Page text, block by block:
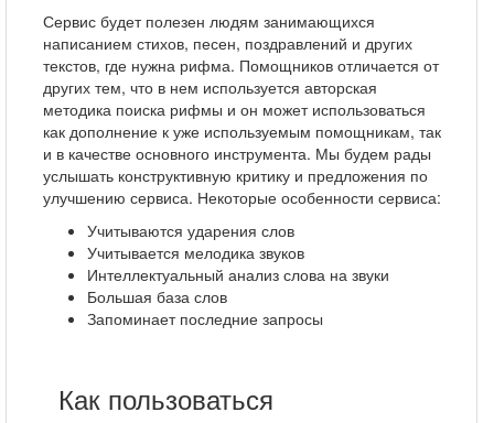
Сервис будет полезен людям занимающихся
написанием стихов, песен, поздравлений и других
текстов, где нужна рифма. Помощников отличается от
других тем, что в нем используется авторская
методика поиска рифмы и он может использоваться
как дополнение к уже используемым помощникам, так
и в качестве основного инструмента. Мы будем рады
услышать конструктивную критику и предложения по
улучшению сервиса. Некоторые особенности сервиса:
Учитываются ударения слов
Учитывается мелодика звуков
Интеллектуальный анализ слова на звуки
Большая база слов
Запоминает последние запросы
Как пользоваться